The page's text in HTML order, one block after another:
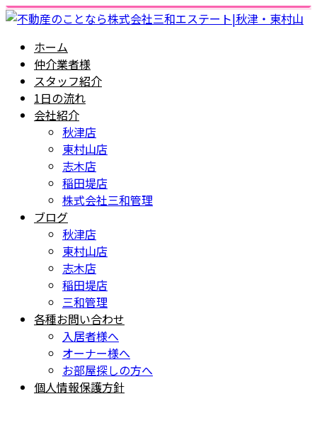
ホーム
仲介業者様
スタッフ紹介
1日の流れ
会社紹介
秋津店
東村山店
志木店
稲田堤店
株式会社三和管理
ブログ
秋津店
東村山店
志木店
稲田堤店
三和管理
各種お問い合わせ
入居者様へ
オーナー様へ
お部屋探しの方へ
個人情報保護方針